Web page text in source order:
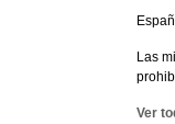
Las
Ver